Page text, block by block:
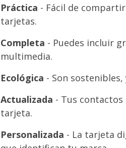
Práctica - Fácil de
tarjetas.
Completa - Puedes incluir
multimedia.
Ecológica - Son
Actualizada - Tus
tarjeta.
Personalizada - La tarjeta